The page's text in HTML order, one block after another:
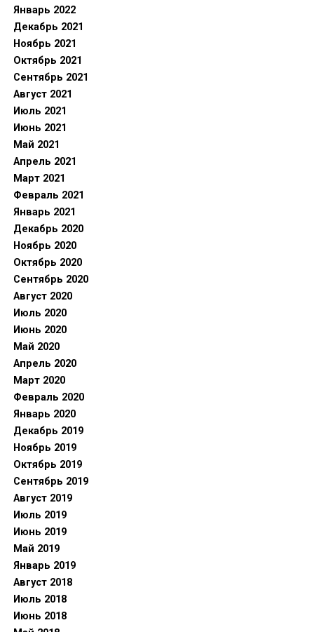
Январь 2022
Декабрь 2021
Ноябрь 2021
Октябрь 2021
Сентябрь 2021
Август 2021
Июль 2021
Июнь 2021
Май 2021
Апрель 2021
Март 2021
Февраль 2021
Январь 2021
Декабрь 2020
Ноябрь 2020
Октябрь 2020
Сентябрь 2020
Август 2020
Июль 2020
Июнь 2020
Май 2020
Апрель 2020
Март 2020
Февраль 2020
Январь 2020
Декабрь 2019
Ноябрь 2019
Октябрь 2019
Сентябрь 2019
Август 2019
Июль 2019
Июнь 2019
Май 2019
Январь 2019
Август 2018
Июль 2018
Июнь 2018